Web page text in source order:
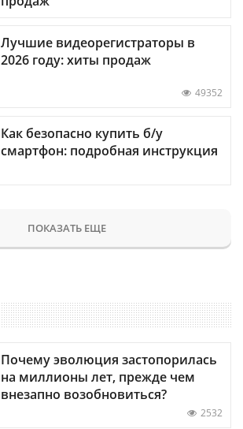
Лучшие видеорегистраторы в
2026 году: хиты продаж
49352
Как безопасно купить б/у
смартфон: подробная инструкция
ПОКАЗАТЬ ЕЩЕ
Почему эволюция застопорилась
на миллионы лет, прежде чем
внезапно возобновиться?
2532